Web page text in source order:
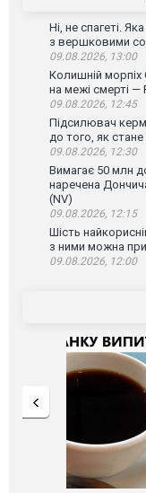
Ні, не спагеті.
з вершковими
09.08.2026, 13:00
Колишній морпіх
на межі смерті —
09.08.2026, 12:45
Підсилювач
до того, як
09.08.2026, 12:30
Вимагає 50 млн
наречена
(NV)
09.08.2026, 12:15
Шість
з ними можна
09.08.2026, 12:00